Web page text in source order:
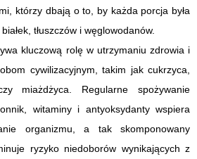
którzy dbają o to, by każda porcja była
tłuszczów i węglowodanów.
kluczową rolę w utrzymaniu zdrowia i
cywilizacyjnym, takim jak cukrzyca,
miażdżyca. Regularne spożywanie
witaminy i antyoksydanty wspiera
organizmu, a tak skomponowany
ryzyko niedoborów wynikających z